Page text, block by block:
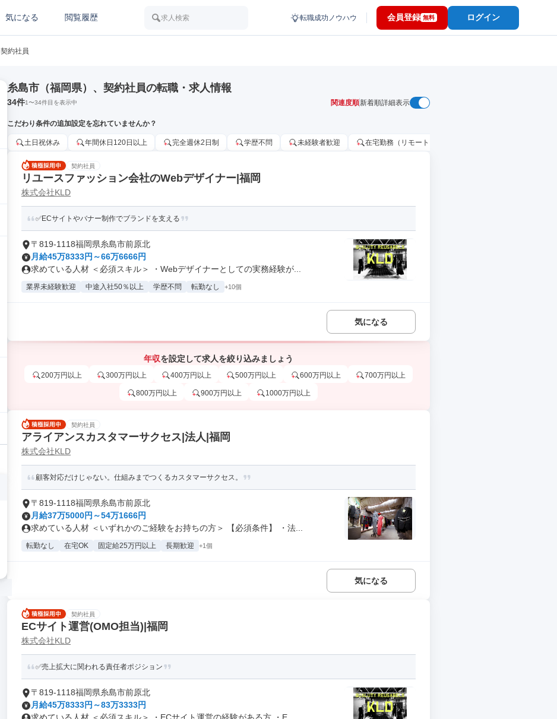
気になる 閲覧履歴 求人検索 転職成功ノウハウ 会員登録 無料 ログイン
契約社員
糸島市（福岡県）、契約社員の転職・求人情報
34件1〜34件目を表示中 関連度順新着順詳細表示
こだわり条件の追加設定を忘れていませんか？
土日祝休み 年間休日120日以上 完全週休2日制 学歴不問 未経験者歓迎 在宅勤務（リモートワーク）OK
契約社員
リユースファッション会社のWebデザイナー|福岡
株式会社KLD
✅ECサイトやバナー制作でブランドを支える
〒819-1118福岡県糸島市前原北
月給45万8333円～66万6666円
求めている人材 ＜必須スキル＞ ・Webデザイナーとしての実務経験が...
業界未経験歓迎 中途入社50％以上 学歴不問 転勤なし +10個
気になる
年収を設定して求人を絞り込みましょう
200万円以上 300万円以上 400万円以上 500万円以上 600万円以上 700万円以上
800万円以上 900万円以上 1000万円以上
契約社員
アライアンスカスタマーサクセス|法人|福岡
株式会社KLD
顧客対応だけじゃない。仕組みまでつくるカスタマーサクセス。
〒819-1118福岡県糸島市前原北
月給37万5000円～54万1666円
求めている人材 ＜いずれかのご経験をお持ちの方＞ 【必須条件】 ・法...
転勤なし 在宅OK 固定給25万円以上 長期歓迎 +1個
気になる
契約社員
ECサイト運営(OMO担当)|福岡
株式会社KLD
✅売上拡大に関われる責任者ポジション
〒819-1118福岡県糸島市前原北
月給45万8333円～83万3333円